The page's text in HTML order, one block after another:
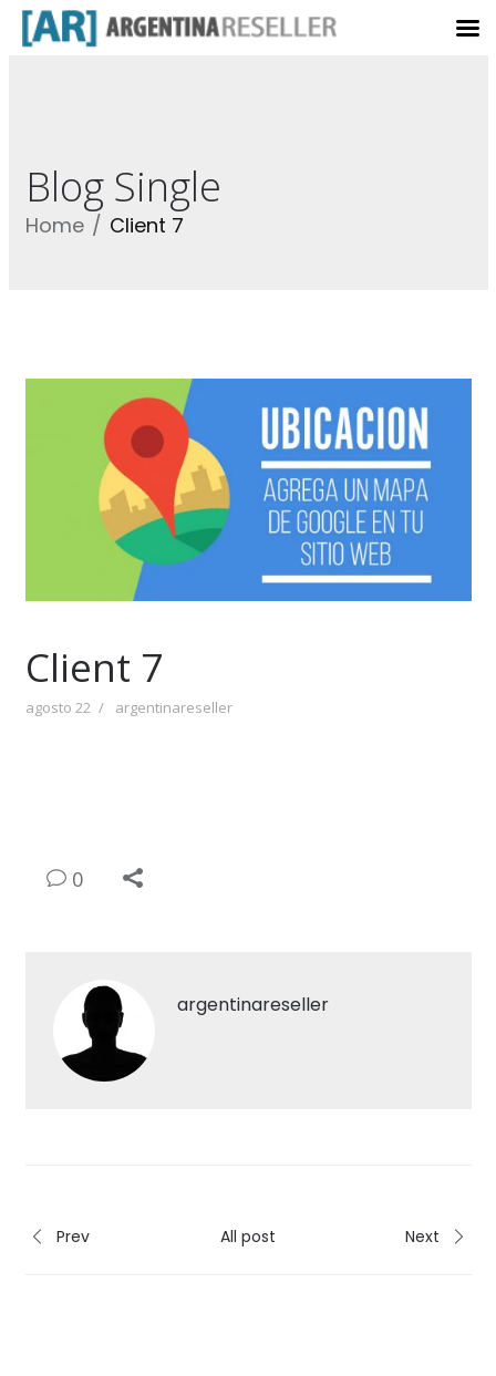
Blog Single
Home Client 7
Client 7
agosto 22 argentinareseller
0
argentinareseller
Prev All post Next